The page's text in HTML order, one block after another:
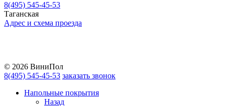
8(495) 545-45-53
Таганская
Адрес и схема проезда
© 2026 ВиниПол
8(495) 545-45-53 заказать звонок
Напольные покрытия
Назад